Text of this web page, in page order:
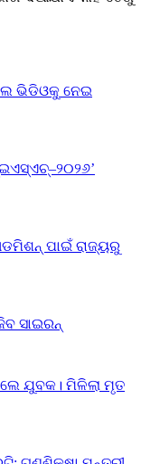
ଭିଡିଓକୁ ନେଇ
ପାଇଁ ରାଜ୍ୟରୁ
ସାଇରନ୍
ଯୁବକ। ମିଳିଲା ମୃତ